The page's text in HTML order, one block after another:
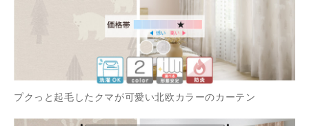
プクっと起毛したクマが可愛い北欧カラーのカーテン